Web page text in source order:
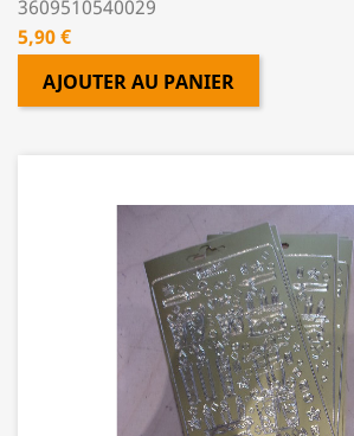
3609510540029
Prix
5,90 €
AJOUTER AU PANIER